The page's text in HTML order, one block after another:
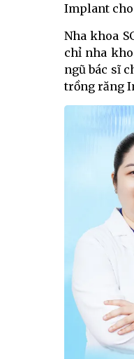
Implant cho
Nha khoa
chỉ nha
ngũ bác sĩ
trồng răng